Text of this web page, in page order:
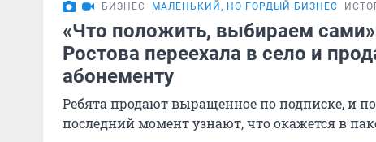
БИЗНЕС МАЛЕНЬКИЙ, НО ГОРДЫЙ БИЗНЕС
«Что положить, выбираем
Ростова переехала в село и
абонементу
Ребята продают выращенное по подписке, и
последний момент узнают, что окажется в